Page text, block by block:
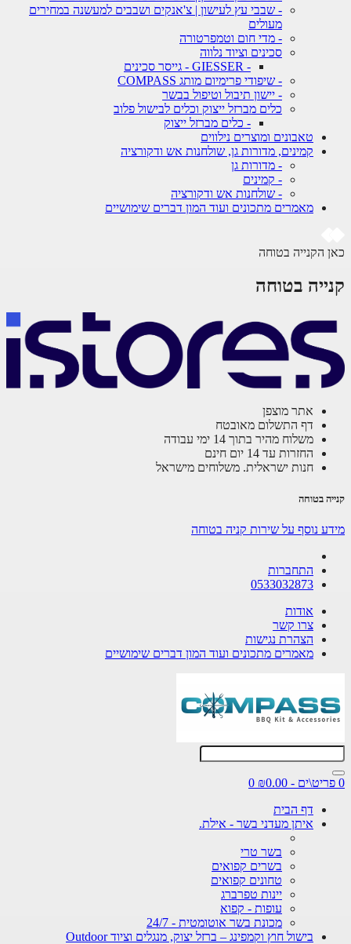
- שבבי עץ לעישון | צ'אנקים ושבבים למעשנה במחירים
מעולים
- מדי חום וטמפרטורה
סכינים וציוד נלווה
- שיפודי פרימיום מותג COMPASS
- יישון תיבול וטיפול בבשר
כלים מברזל ייצוק וכלים לבישול פלוב
- כלים מברזל ייצוק
טאבונים ומוצרים נילווים
קמינים, מדורות גן, שולחנות אש ודקורציה
- מדורות גן
- קמינים
- שולחנות אש ודקורציה
מאמרים מתכונים ועוד המון דברים שימושיים
הקנייה בטוחה
בטוחה
אתר מוצפן
דף התשלום מאובטח
משלוח מהיר בתוך 14 ימי עבודה
החזרות עד 14 יום חינם
חנות ישראלית. משלוחים מישראל
בטוחה
נוסף על שירות קניה בטוחה
התחברות
0533032873
אודות
צרו קשר
הצהרת נגישות
מאמרים מתכונים ועוד המון דברים שימושיים
0
דף הבית
איתן מעדני בשר - אילת.
בשר טרי
בשרים קפואים
טחונים קפואים
יינות טפרברג
עופות - קפוא
מכונת בשר אוטומטית - 24/7
בישול חוץ וקמפינג – ברזל יצוק, מנגלים וציוד Outdoor